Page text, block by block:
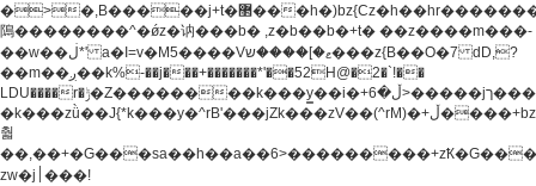
�>�,B�����j+t�޲���h�)bz{Cz�h��hr�������V��O��,����^j۫z�á'(�f�u�^r�b�w�
隝��������^�ǿz�讷���b� ,z�b��b�+t� ��z����m���-
��w��ڶ*' a�I=v�M5����Vޱ�]����ש���z{B��O�7 dD,?
��m��ږ��k%-��j���+�������*'��52H@�2�`!��
LDU����r�ݱ�Z��������k���y͇��i�+ڵ�6>�����jך���!
�k���zǜ��J{*k���y�^rB'���jZk���zV��(^rM)�+ڵ����+bz�k���z�)�+ڵ�rnnX�~�ܶ*'r�
춻
zw�j׀���!